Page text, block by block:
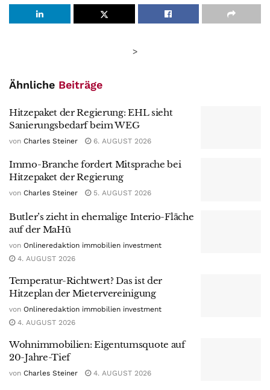
>
Ähnliche Beiträge
Hitzepaket der Regierung: EHL sieht
Sanierungsbedarf beim WEG
von Charles Steiner 6. AUGUST 2026
Immo-Branche fordert Mitsprache bei
Hitzepaket der Regierung
von Charles Steiner 5. AUGUST 2026
Butler’s zieht in ehemalige Interio-Fläche
auf der MaHü
von Onlineredaktion immobilien investment
4. AUGUST 2026
Temperatur-Richtwert? Das ist der
Hitzeplan der Mietervereinigung
von Onlineredaktion immobilien investment
4. AUGUST 2026
Wohnimmobilien: Eigentumsquote auf
20-Jahre-Tief
von Charles Steiner 4. AUGUST 2026